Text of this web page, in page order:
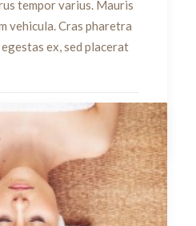
tempor varius. Mauris
vehicula. Cras pharetra
ex, sed placerat